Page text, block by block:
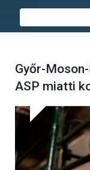
Győr-
ASP miatti